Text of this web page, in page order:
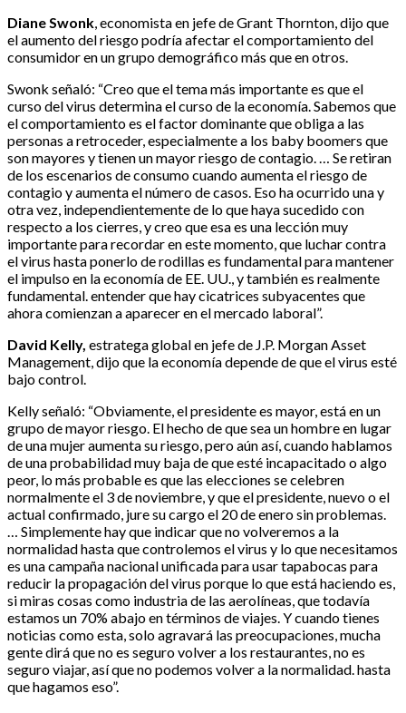
Diane Swonk , economista en jefe de Grant Thornton, dijo que
el aumento del riesgo podría afectar el comportamiento del
consumidor en un grupo demográfico más que en otros.
Swonk señaló: “Creo que el tema más importante es que el
curso del virus determina el curso de la economía. Sabemos que
el comportamiento es el factor dominante que obliga a las
personas a retroceder, especialmente a los baby boomers que
son mayores y tienen un mayor riesgo de contagio. … Se retiran
de los escenarios de consumo cuando aumenta el riesgo de
contagio y aumenta el número de casos. Eso ha ocurrido una y
otra vez, independientemente de lo que haya sucedido con
respecto a los cierres, y creo que esa es una lección muy
importante para recordar en este momento, que luchar contra
el virus hasta ponerlo de rodillas es fundamental para mantener
el impulso en la economía de EE. UU., y también es realmente
fundamental. entender que hay cicatrices subyacentes que
ahora comienzan a aparecer en el mercado laboral”.
David Kelly, estratega global en jefe de J.P. Morgan Asset
Management, dijo que la economía depende de que el virus esté
bajo control.
Kelly señaló: “Obviamente, el presidente es mayor, está en un
grupo de mayor riesgo. El hecho de que sea un hombre en lugar
de una mujer aumenta su riesgo, pero aún así, cuando hablamos
de una probabilidad muy baja de que esté incapacitado o algo
peor, lo más probable es que las elecciones se celebren
normalmente el 3 de noviembre, y que el presidente, nuevo o el
actual confirmado, jure su cargo el 20 de enero sin problemas.
… Simplemente hay que indicar que no volveremos a la
normalidad hasta que controlemos el virus y lo que necesitamos
es una campaña nacional unificada para usar tapabocas para
reducir la propagación del virus porque lo que está haciendo es,
si miras cosas como industria de las aerolíneas, que todavía
estamos un 70% abajo en términos de viajes. Y cuando tienes
noticias como esta, solo agravará las preocupaciones, mucha
gente dirá que no es seguro volver a los restaurantes, no es
seguro viajar, así que no podemos volver a la normalidad. hasta
que hagamos eso”.